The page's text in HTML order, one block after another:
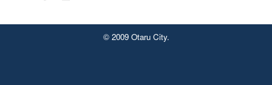
© 2009 Otaru City.